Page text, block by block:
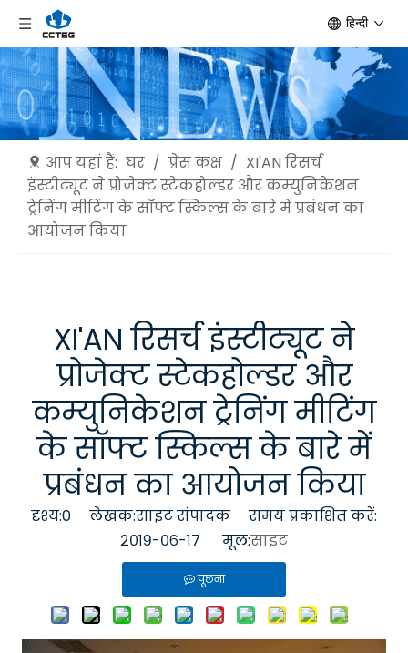
हिन्दी
आप यहां हैं: घर / प्रेस कक्ष / XI'AN रिसर्च
इंस्टीट्यूट ने प्रोजेक्ट स्टेकहोल्डर और कम्युनिकेशन
ट्रेनिंग मीटिंग के सॉफ्ट स्किल्स के बारे में प्रबंधन का
आयोजन किया
XI'AN रिसर्च इंस्टीट्यूट ने
प्रोजेक्ट स्टेकहोल्डर और
कम्युनिकेशन ट्रेनिंग मीटिंग
के सॉफ्ट स्किल्स के बारे में
प्रबंधन का आयोजन किया
दृश्य:0 लेखक:साइट संपादक समय प्रकाशित करें:
२०१९-०६-१७ मूल:साइट
पूछना